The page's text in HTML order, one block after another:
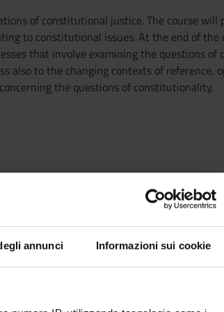
annunci Informazioni sui cookie
of constitutional justice. The course will
to constitutional issues. At the end of
that involve examining the questions
to the changing contexts of reference,
the questions of constitutionality.